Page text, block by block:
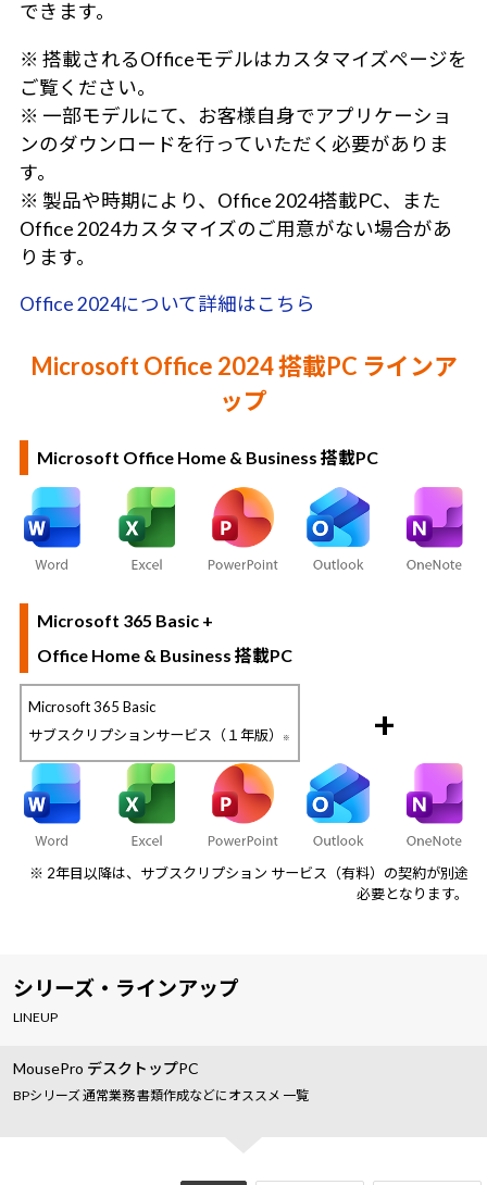
できます。
※ 搭載されるOfficeモデルはカスタマイズページを
ご覧ください。
※ 一部モデルにて、お客様自身でアプリケーショ
ンのダウンロードを行っていただく必要がありま
す。
※ 製品や時期により、Office 2024搭載PC、また
Office 2024カスタマイズのご用意がない場合があ
ります。
Office 2024について詳細はこちら
Microsoft Office 2024 搭載PC ラインア
ップ
Microsoft Office Home & Business 搭載PC
Microsoft 365 Basic +
Office Home & Business 搭載PC
Microsoft 365 Basic
サブスクリプションサービス（１年版）
※ +
※ 2年目以降は、サブスクリプション サービス（有料）の契約が別途
必要となります。
シリーズ・ラインアップ
LINEUP
MousePro デスクトップPC
BPシリーズ 通常業務 書類作成などにオススメ 一覧